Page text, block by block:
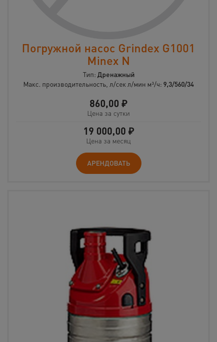
Погружной насос Grindex G1001
Minex N
Тип: Дренажный
Макс. производительность, л/сек л/мин м³/ч: 9,3/560/34
860,00 ₽
Цена за сутки
19 000,00 ₽
Цена за месяц
АРЕНДОВАТЬ